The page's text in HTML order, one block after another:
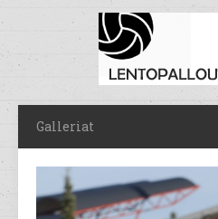
Galleriat